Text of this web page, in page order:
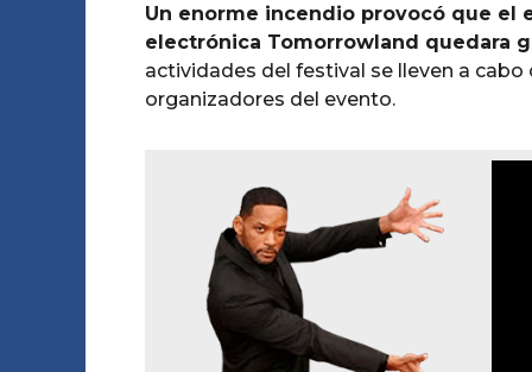
Un enorme incendio provocó que el
electrónica Tomorrowland quedara
actividades del festival se lleven a
organizadores del evento.